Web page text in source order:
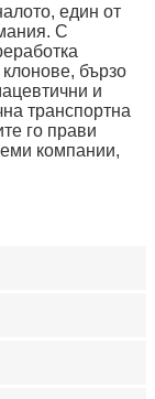
един от
С
бързо
и
транспортна
го прави
компании,